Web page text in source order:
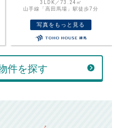
万円
万円
ション計算結果
万円
算する
1K／34.44㎡
都営新宿線「曙橋」駅徒歩7分
写真をもっと見る
件を探す